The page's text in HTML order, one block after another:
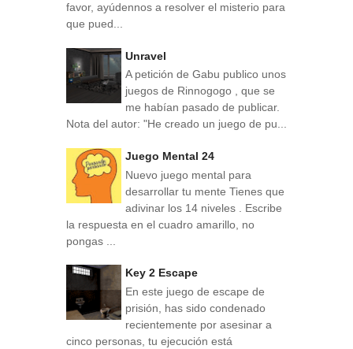
favor, ayúdennos a resolver el misterio para
que pued...
Unravel
A petición de Gabu publico unos
juegos de Rinnogogo , que se
me habían pasado de publicar.
Nota del autor: "He creado un juego de pu...
Juego Mental 24
Nuevo juego mental para
desarrollar tu mente Tienes que
adivinar los 14 niveles . Escribe
la respuesta en el cuadro amarillo, no
pongas ...
Key 2 Escape
En este juego de escape de
prisión, has sido condenado
recientemente por asesinar a
cinco personas, tu ejecución está